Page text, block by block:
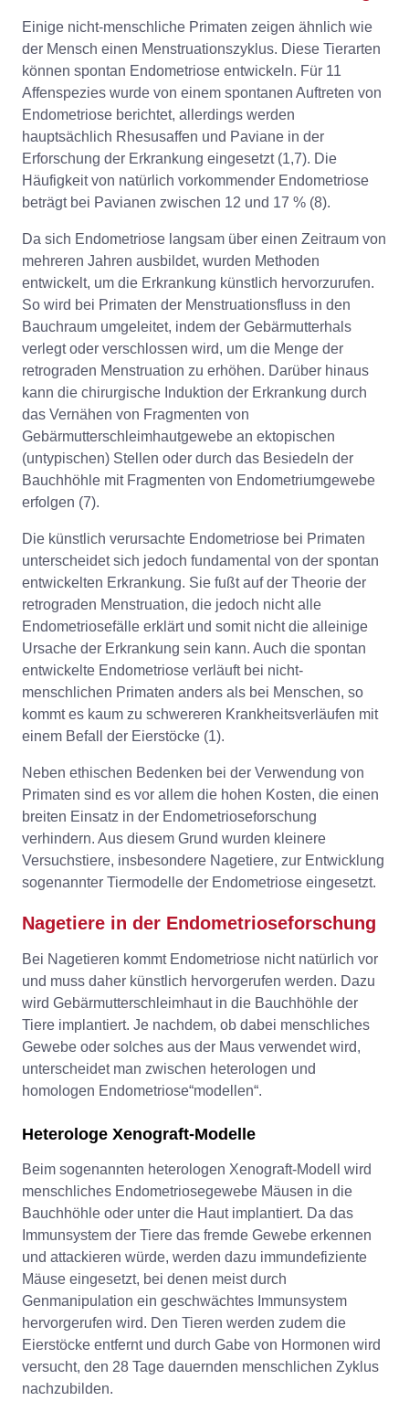
Einige nicht-menschliche Primaten zeigen ähnlich wie
der Mensch einen Menstruationszyklus. Diese Tierarten
können spontan Endometriose entwickeln. Für 11
Affenspezies wurde von einem spontanen Auftreten von
Endometriose berichtet, allerdings werden
hauptsächlich Rhesusaffen und Paviane in der
Erforschung der Erkrankung eingesetzt (1,7). Die
Häufigkeit von natürlich vorkommender Endometriose
beträgt bei Pavianen zwischen 12 und 17 % (8).
Da sich Endometriose langsam über einen Zeitraum von
mehreren Jahren ausbildet, wurden Methoden
entwickelt, um die Erkrankung künstlich hervorzurufen.
So wird bei Primaten der Menstruationsfluss in den
Bauchraum umgeleitet, indem der Gebärmutterhals
verlegt oder verschlossen wird, um die Menge der
retrograden Menstruation zu erhöhen. Darüber hinaus
kann die chirurgische Induktion der Erkrankung durch
das Vernähen von Fragmenten von
Gebärmutterschleimhautgewebe an ektopischen
(untypischen) Stellen oder durch das Besiedeln der
Bauchhöhle mit Fragmenten von Endometriumgewebe
erfolgen (7).
Die künstlich verursachte Endometriose bei Primaten
unterscheidet sich jedoch fundamental von der spontan
entwickelten Erkrankung. Sie fußt auf der Theorie der
retrograden Menstruation, die jedoch nicht alle
Endometriosefälle erklärt und somit nicht die alleinige
Ursache der Erkrankung sein kann. Auch die spontan
entwickelte Endometriose verläuft bei nicht-
menschlichen Primaten anders als bei Menschen, so
kommt es kaum zu schwereren Krankheitsverläufen mit
einem Befall der Eierstöcke (1).
Neben ethischen Bedenken bei der Verwendung von
Primaten sind es vor allem die hohen Kosten, die einen
breiten Einsatz in der Endometrioseforschung
verhindern. Aus diesem Grund wurden kleinere
Versuchstiere, insbesondere Nagetiere, zur Entwicklung
sogenannter Tiermodelle der Endometriose eingesetzt.
Nagetiere in der Endometrioseforschung
Bei Nagetieren kommt Endometriose nicht natürlich vor
und muss daher künstlich hervorgerufen werden. Dazu
wird Gebärmutterschleimhaut in die Bauchhöhle der
Tiere implantiert. Je nachdem, ob dabei menschliches
Gewebe oder solches aus der Maus verwendet wird,
unterscheidet man zwischen heterologen und
homologen Endometriose“modellen“.
Heterologe Xenograft-Modelle
Beim sogenannten heterologen Xenograft-Modell wird
menschliches Endometriosegewebe Mäusen in die
Bauchhöhle oder unter die Haut implantiert. Da das
Immunsystem der Tiere das fremde Gewebe erkennen
und attackieren würde, werden dazu immundefiziente
Mäuse eingesetzt, bei denen meist durch
Genmanipulation ein geschwächtes Immunsystem
hervorgerufen wird. Den Tieren werden zudem die
Eierstöcke entfernt und durch Gabe von Hormonen wird
versucht, den 28 Tage dauernden menschlichen Zyklus
nachzubilden.